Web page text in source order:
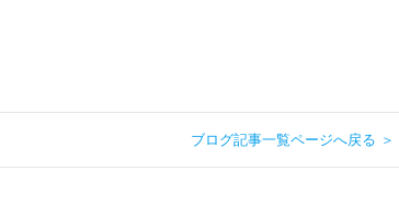
ブログ記事一覧ページへ戻る ＞